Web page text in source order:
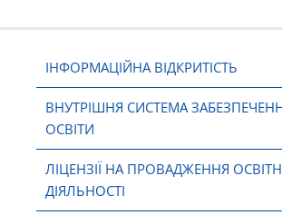
ІНФОРМАЦІЙНА ВІДКРИТІСТЬ
ВНУТРІШНЯ СИСТЕМА
ОСВІТИ
ЛІЦЕНЗІЇ НА ПРОВАДЖЕННЯ
ДІЯЛЬНОСТІ